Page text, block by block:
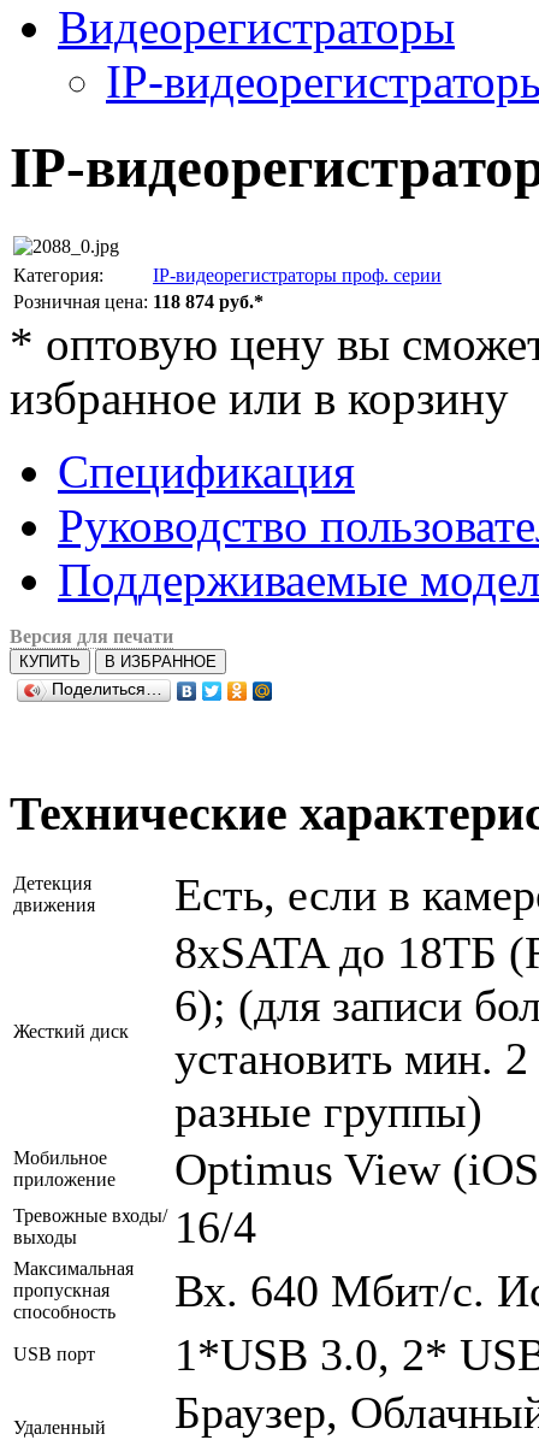
Видеорегистраторы
IP-
IP-
Категория:
IP-видеорегистраторы проф. серии
Розничная цена: 118 874 руб.*
* оптовую цену вы
избранное или в корзину
Спецификация
Руководство
Поддерживаемые
Версия для печати
КУПИТЬ
В ИЗБРАННОЕ
Поделиться…
Технические
Детекция
движения
Есть, если в
Жесткий диск
8хSATA до 18ТБ
6); (для записи
установить мин.
разные группы)
Мобильное
приложение
Optimus View
Тревожные входы/
выходы
16/4
Максимальная
пропускная
способность
Вх. 640 Мбит/с.
USB порт 1*USB 3.0, 2*
Удаленный
Браузер,